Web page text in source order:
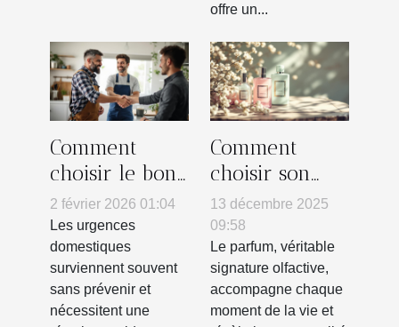
offre un...
Comment
choisir le bon
artisan pour
vos urgences
domestiques ?
2 février 2026 01:04
Les urgences
domestiques
surviennent souvent
sans prévenir et
nécessitent une
Comment
choisir son
parfum pour
marquer
chaque saison
?
13 décembre 2025
09:58
Le parfum, véritable
signature olfactive,
accompagne chaque
moment de la vie et